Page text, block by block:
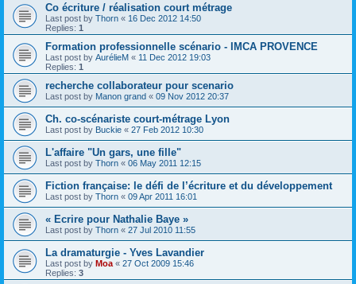
Co écriture / réalisation court métrage
Last post by Thorn « 16 Dec 2012 14:50
Replies: 1
Formation professionnelle scénario - IMCA PROVENCE
Last post by AurélieM « 11 Dec 2012 19:03
Replies: 1
recherche collaborateur pour scenario
Last post by Manon grand « 09 Nov 2012 20:37
Ch. co-scénariste court-métrage Lyon
Last post by Buckie « 27 Feb 2012 10:30
L'affaire "Un gars, une fille"
Last post by Thorn « 06 May 2011 12:15
Fiction française: le défi de l’écriture et du développement
Last post by Thorn « 09 Apr 2011 16:01
« Ecrire pour Nathalie Baye »
Last post by Thorn « 27 Jul 2010 11:55
La dramaturgie - Yves Lavandier
Last post by Moa « 27 Oct 2009 15:46
Replies: 3